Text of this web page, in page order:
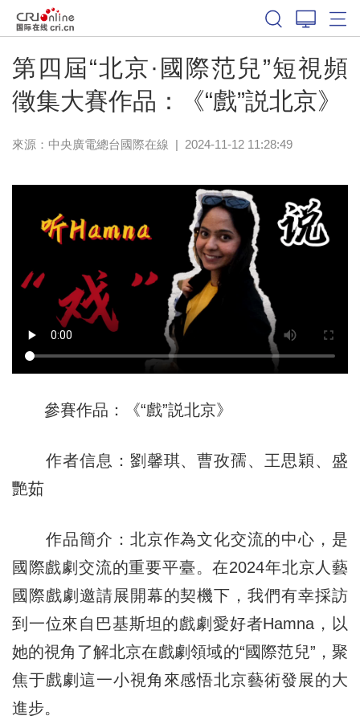
第四屆“北京·國際范兒”短視頻
徵集大賽作品：《“戲”説北京》
來源：中央廣電總台國際在線 | 2024-11-12 11:28:49
參賽作品：《“戲”説北京》
作者信息：劉馨琪、曹孜孺、王思穎、盛
艷茹
作品簡介：北京作為文化交流的中心，是
國際戲劇交流的重要平臺。在2024年北京人藝
國際戲劇邀請展開幕的契機下，我們有幸採訪
到一位來自巴基斯坦的戲劇愛好者Hamna，以
她的視角了解北京在戲劇領域的“國際范兒”，聚
焦于戲劇這一小視角來感悟北京藝術發展的大
進步。